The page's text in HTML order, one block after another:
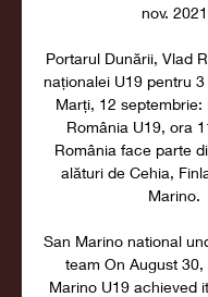
nov. 2021
Portarul Dunării, Vlad
naționalei U19 pentru
Marți, 12 septembrie:
România U19, ora
România face parte
alături de Cehia,
Marino.
San Marino national
team On August 30,
Marino U19 achieved